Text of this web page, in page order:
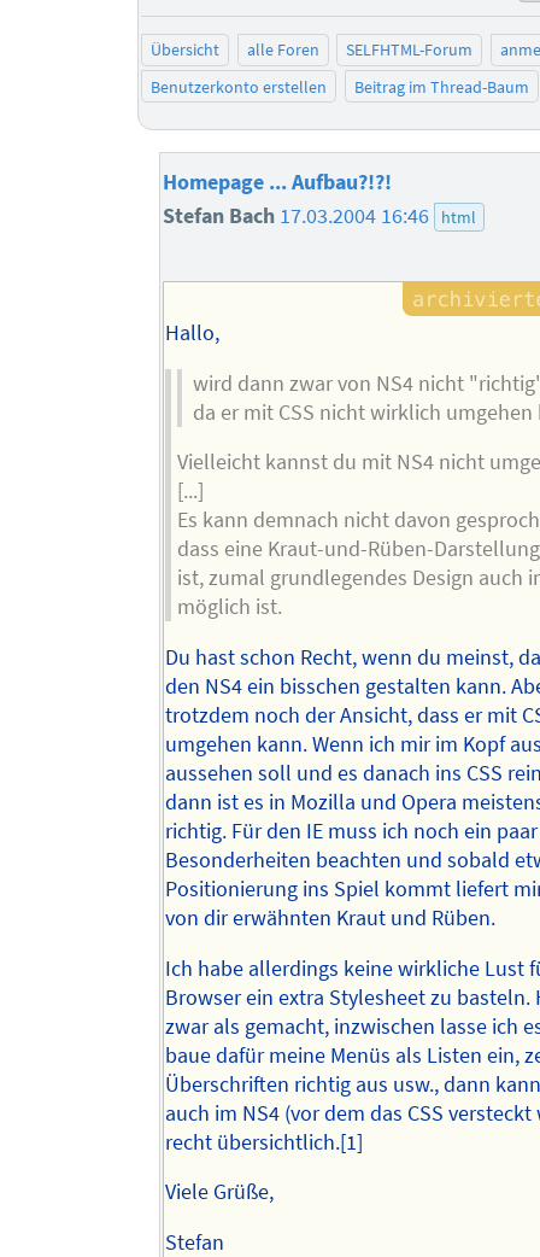
Übersicht alle Foren SELFHTML-Forum
Benutzerkonto erstellen
Beitrag im Thread-Baum
Homepage ... Aufbau?!?!
Stefan Bach 17.03.2004 16:46 html
Hallo,
wird dann zwar von NS4 nicht
da er mit CSS nicht wirklich umgehen
Vielleicht kannst du mit NS4 nicht
[...]
Es kann demnach nicht davon
dass eine Kraut-und-Rüben-
ist, zumal grundlegendes Design auch
möglich ist.
Du hast schon Recht, wenn du meinst,
den NS4 ein bisschen gestalten kann.
trotzdem noch der Ansicht, dass er mit
umgehen kann. Wenn ich mir im Kopf
aussehen soll und es danach ins CSS
dann ist es in Mozilla und Opera
richtig. Für den IE muss ich noch ein paar
Besonderheiten beachten und sobald
Positionierung ins Spiel kommt liefert
von dir erwähnten Kraut und Rüben.
Ich habe allerdings keine wirkliche Lust
Browser ein extra Stylesheet zu basteln.
zwar als gemacht, inzwischen lasse ich
baue dafür meine Menüs als Listen ein,
Überschriften richtig aus usw., dann
auch im NS4 (vor dem das CSS
recht übersichtlich.[1]
Viele Grüße,
Stefan